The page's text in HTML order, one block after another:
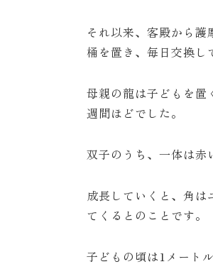
それ以来、客殿から
桶を置き、毎日交換し
母親の龍は子どもを置
週間ほどでした。
双子のうち、一体は赤
成長していくと、角
てくるとのことです。
子どもの頃は1メート